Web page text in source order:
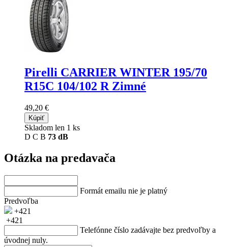
Pirelli CARRIER WINTER 195/70
R15C 104/102 R Zimné
49,20 €
Kúpiť
Skladom len 1 ks
D C B 73 dB
Otázka na predavača
Formát emailu nie je platný
Predvoľba
+421
+421
Telefónne číslo zadávajte bez predvoľby a
úvodnej nuly.